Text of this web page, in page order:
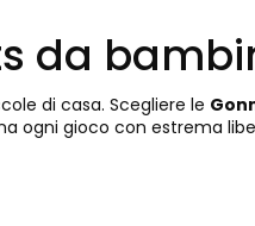
da
di casa. Scegliere le
ogni gioco con estrema